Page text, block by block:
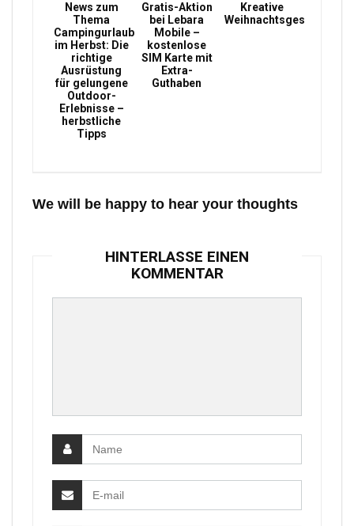
News zum
Thema
Campingurlaub
im Herbst: Die
richtige
Ausrüstung
für gelungene
Outdoor-
Erlebnisse –
herbstliche
Tipps
Gratis-Aktion
bei Lebara
Mobile –
kostenlose
SIM Karte mit
Extra-
Guthaben
Kreative
Weihnachtsgeschenke
We will be happy to hear your thoughts
HINTERLASSE EINEN
KOMMENTAR